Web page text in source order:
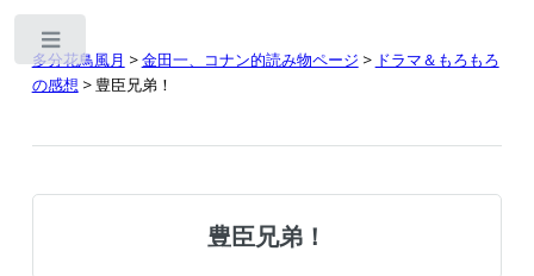
多分花鳥風月 >金田一、コナン的読み物ページ > ドラマ＆もろもろ
の感想 > 豊臣兄弟！
豊臣兄弟！